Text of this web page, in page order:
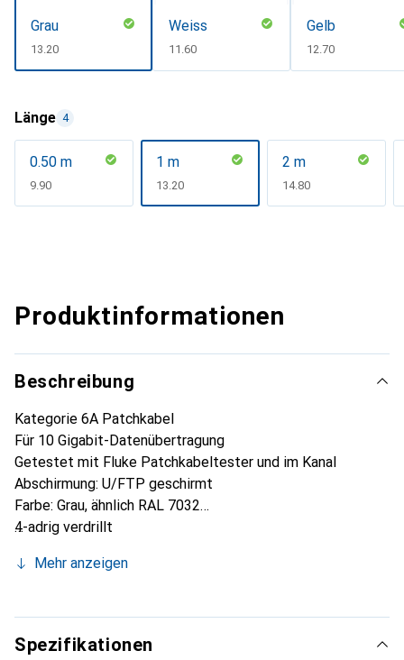
Grau
CHF
13.20
Weiss
CHF
11.60
Gelb
CHF
12.70
Länge 4
0.50 m
CHF
9.90
1 m
CHF
13.20
2 m
CHF
14.80
Produktinformationen
Beschreibung
Kategorie 6A Patchkabel
Für 10 Gigabit-Datenübertragung
Getestet mit Fluke Patchkabeltester und im Kanal
Abschirmung: U/FTP geschirmt
Farbe: Grau, ähnlich RAL 7032
4-adrig verdrillt
Beschichtung: LSOH - flammhemmend
Innovatives Bootsdesign
Mehr anzeigen
Spezifikationen